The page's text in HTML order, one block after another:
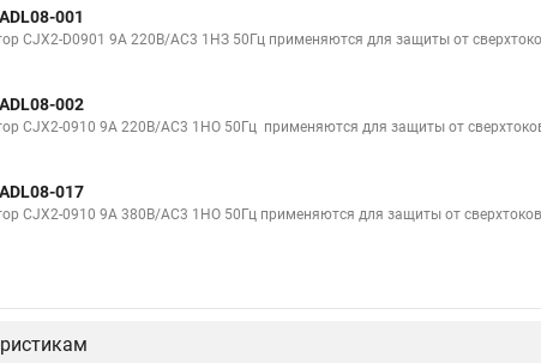
001
CJX2-D0901 9A 220В/AC3 1НЗ 50Гц применяются для защиты от
002
CJX2-0910 9A 220В/AC3 1НО 50Гц применяются для защиты от
017
CJX2-0910 9A 380В/AC3 1НО 50Гц применяются для защиты от